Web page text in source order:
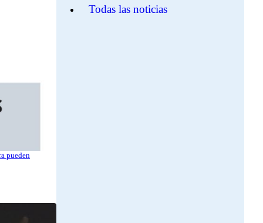
pueden
Todas las noticias